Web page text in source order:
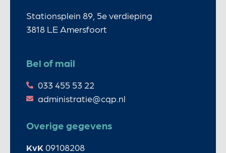
Stationsplein 89, 5e verdieping
3818 LE Amersfoort
Bel of mail
033 455 53 22
administratie@cqp.nl
Overige gegevens
KvK 09108208